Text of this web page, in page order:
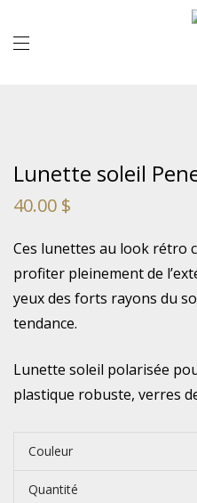
Lunette soleil
40.00 $
Ces lunettes au look rétro
profiter pleinement de
yeux des forts rayons du
tendance.
Lunette soleil polarisée
plastique robuste, verres
Couleur
Quantité